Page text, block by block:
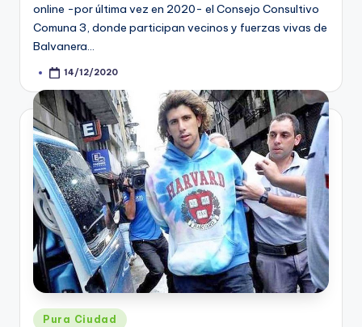
online -por última vez en 2020- el Consejo Consultivo
Comuna 3, donde participan vecinos y fuerzas vivas de
Balvanera…
Posted14/12/2020
Posted
Pura Ciudad